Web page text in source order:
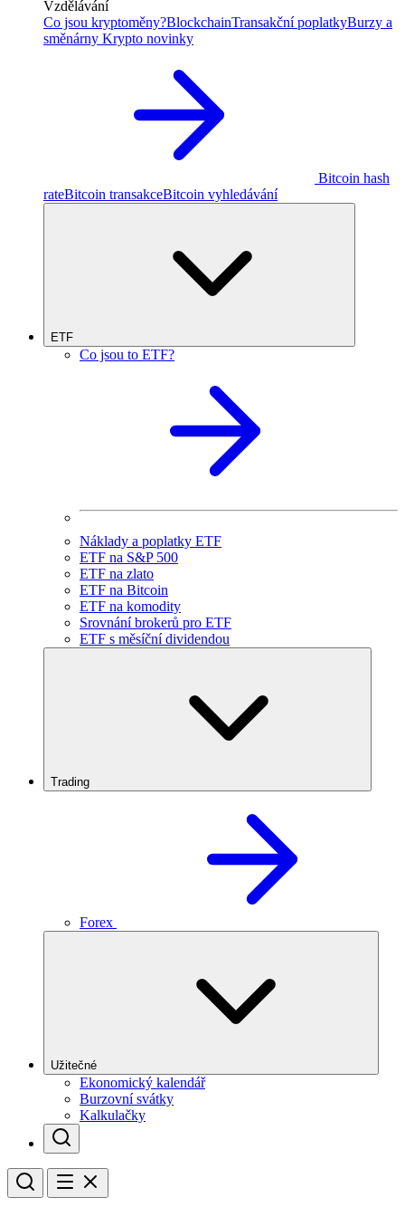
Vzdělávání
Co jsou kryptoměny?BlockchainTransakční poplatkyBurzy a
směnárny Krypto novinky
Bitcoin hash
rateBitcoin transakceBitcoin vyhledávání
ETF
Co jsou to ETF?
Náklady a poplatky ETF
ETF na S&P 500
ETF na zlato
ETF na Bitcoin
ETF na komodity
Srovnání brokerů pro ETF
ETF s měsíční dividendou
Trading
Forex
Užitečné
Ekonomický kalendář
Burzovní svátky
Kalkulačky